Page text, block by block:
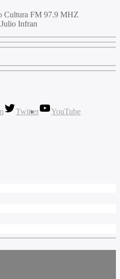
Cultura FM 97.9 MHZ
Infran
Twitter
YouTube